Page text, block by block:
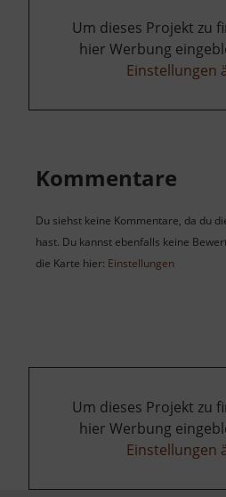
Um dieses Projekt zu
hier Werbung
Einstellungen
Kommentare
Du siehst keine Kommentare, da du
hast. Du kannst ebenfalls keine
die Karte hier: Einstellungen
Um dieses Projekt zu
hier Werbung
Einstellungen